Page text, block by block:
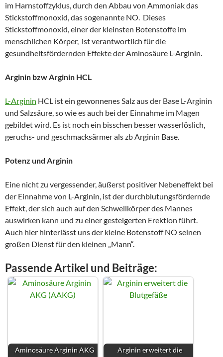
im Harnstoffzyklus, durch den Abbau von Ammoniak das
Stickstoffmonoxid, das sogenannte NO. Dieses
Stickstoffmonoxid, einer der kleinsten Botenstoffe im
menschlichen Körper, ist verantwortlich für die
gesundheitsfördernden Effekte der Aminosäure L-Arginin.
Arginin bzw Arginin HCL
L-Arginin HCL ist ein gewonnenes Salz aus der Base L-Arginin
und Salzsäure, so wie es auch bei der Einnahme im Magen
gebildet wird. Es ist noch ein bisschen besser wasserlöslich,
geruchs- und geschmacksärmer als zb Arginin Base.
Potenz und Arginin
Eine nicht zu vergessender, äußerst positiver Nebeneffekt bei
der Einnahme von L-Arginin, ist der durchblutungsfördernde
Effekt, der sich auch auf den Schwellkörper des Mannes
auswirken kann und zu einer gesteigerten Erektion führt.
Auch hier hinterlässt uns der kleine Botenstoff NO seinen
großen Dienst für den kleinen „Mann“.
Passende Artikel und Beiträge:
Aminosäure Arginin AKG
Arginin erweitert die